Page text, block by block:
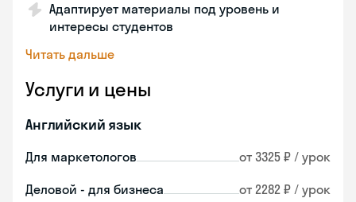
Адаптирует материалы под уровень и
интересы студентов
Читать дальше
Услуги и цены
Английский язык
Для маркетологов от 3325 ₽ / урок
Деловой - для бизнеса от 2282 ₽ / урок